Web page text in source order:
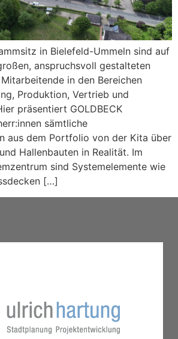
in Bielefeld-Ummeln sind auf
anspruchsvoll gestalteten
in den Bereichen
Produktion, Vertrieb und
präsentiert GOLDBECK
sämtliche
aus dem Portfolio von der Kita über
Hallenbauten in Realität. Im
sind Systemelemente wie
[…]